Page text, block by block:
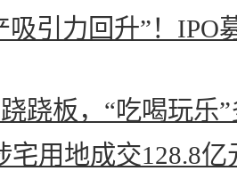
吸引力回升”！
跷板，“吃喝玩乐
宅用地成交128.8